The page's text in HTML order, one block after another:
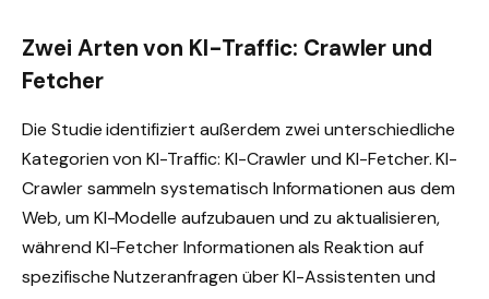
Zwei Arten von KI-Traffic: Crawler und
Fetcher
Die Studie identifiziert außerdem zwei unterschiedliche
Kategorien von KI-Traffic: KI-Crawler und KI-Fetcher. KI-
Crawler sammeln systematisch Informationen aus dem
Web, um KI-Modelle aufzubauen und zu aktualisieren,
während KI-Fetcher Informationen als Reaktion auf
spezifische Nutzeranfragen über KI-Assistenten und